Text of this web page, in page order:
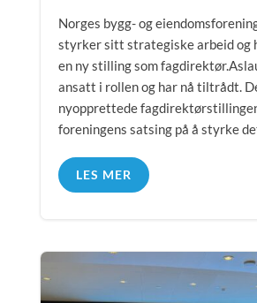
Norges bygg- og
styrker sitt strategiske arbeid og
en ny stilling som
ansatt i rollen og har nå tiltrådt.
nyopprettede
foreningens satsing på å styrke
LES MER